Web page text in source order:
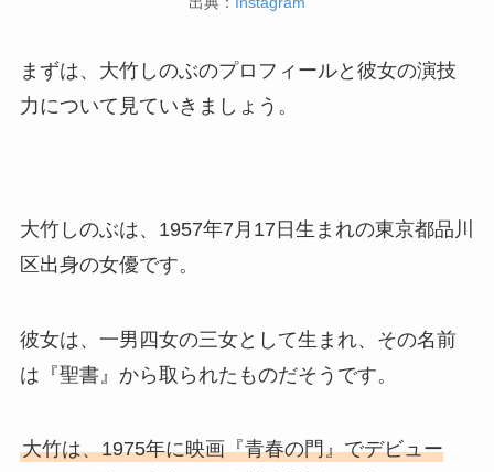
まずは、大竹しのぶのプロフィールと彼女の演技
力について見ていきましょう。
大竹しのぶは、1957年7月17日生まれの東京都品川
区出身の女優です。
彼女は、一男四女の三女として生まれ、その名前
は『聖書』から取られたものだそうです。
大竹は、1975年に映画『青春の門』でデビュー